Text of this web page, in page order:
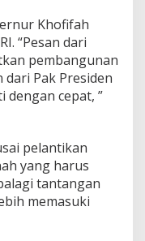
Khofifah
“Pesan dari
pembangunan
Pak Presiden
dengan cepat, ”
pelantikan
yang harus
tantangan
memasuki